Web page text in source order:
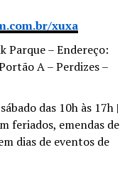
xuxa
Parque – Endereço:
A – Perdizes –
das 10h às 17h |
feriados, emendas de
dias de eventos de